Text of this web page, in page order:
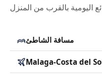
مسافة الشاطئ
Malaga-Costa del